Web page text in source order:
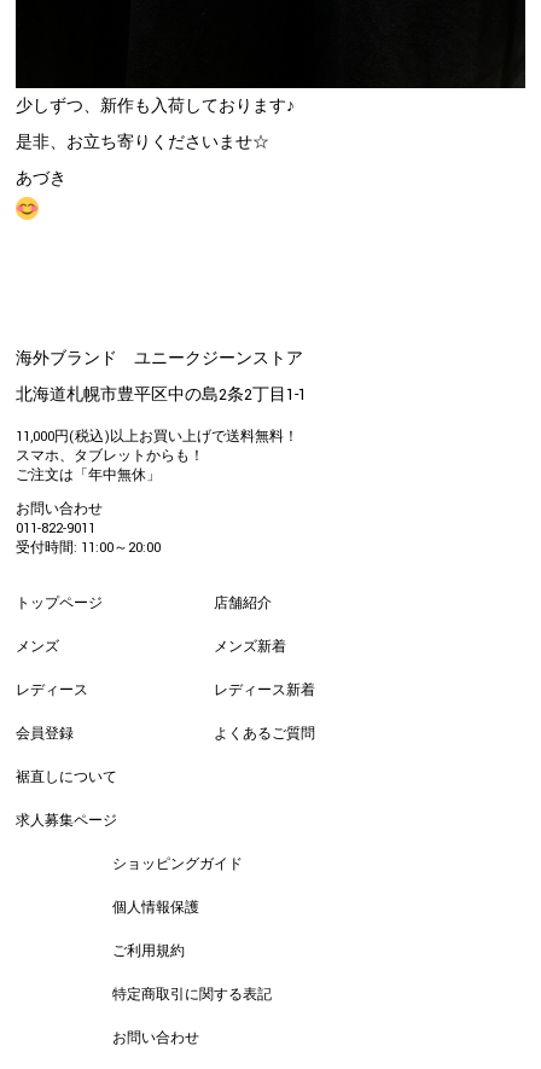
少しずつ、新作も入荷しております♪
是非、お立ち寄りくださいませ☆
あづき
海外ブランド ユニークジーンストア
北海道札幌市豊平区中の島2条2丁目1-1
11,000円(税込)以上お買い上げで送料無料！
スマホ、タブレットからも！
ご注文は「年中無休」
お問い合わせ
011-822-9011
受付時間: 11:00～20:00
トップページ
メンズ
レディース
会員登録
裾直しについて
求人募集ページ
店舗紹介
メンズ新着
レディース新着
よくあるご質問
ショッピングガイド
個人情報保護
ご利用規約
特定商取引に関する表記
お問い合わせ